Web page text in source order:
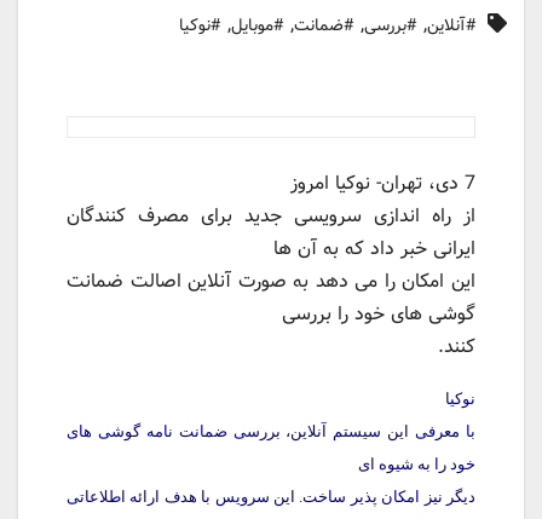
#آنلاین, #بررسی, #ضمانت, #موبایل, #نوکیا
7 دی، تهران- نوکیا امروز
از راه اندازی سرویسی جدید برای مصرف کنندگان
ایرانی خبر داد که به آن ها
این امکان را می دهد به صورت آنلاین اصالت ضمانت
گوشی های خود را بررسی
کنند.
نوکیا
با معرفی این سیستم آنلاین، بررسی ضمانت نامه گوشی های
خود را به شیوه ای
دیگر نیز امکان پذیر ساخت. این سرویس با هدف ارائه اطلاعاتی